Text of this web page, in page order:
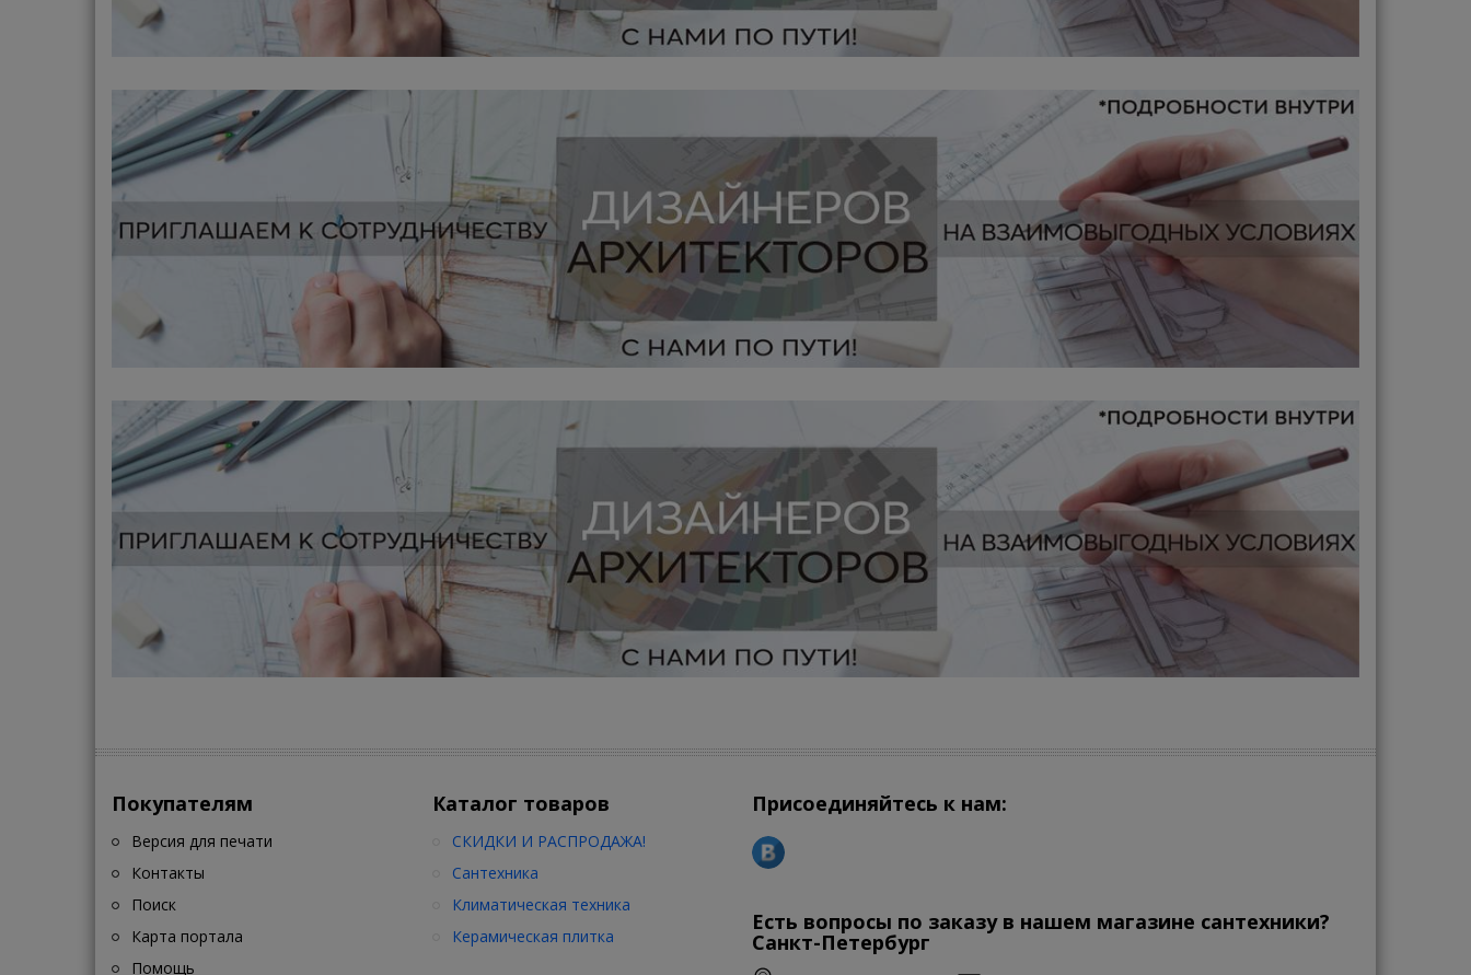
Покупателям
Версия для печати
Контакты
Поиск
Карта портала
Помощь
Каталог товаров
СКИДКИ И РАСПРОДАЖА!
Сантехника
Климатическая техника
Керамическая плитка
Присоединяйтесь к нам:
Есть вопросы по заказу в нашем магазине сантехники?
Санкт-Петербург